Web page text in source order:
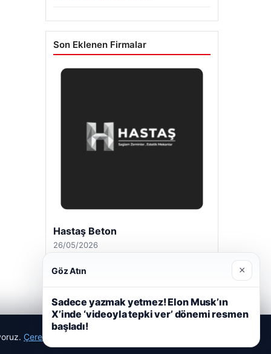
Son Eklenen Firmalar
Hastaş Beton
26/05/2026
Çerez Politikamız
Göz Atın ×
Sadece yazmak yetmez! Elon Musk’ın
X’inde ‘videoyla tepki ver’ dönemi resmen
başladı!